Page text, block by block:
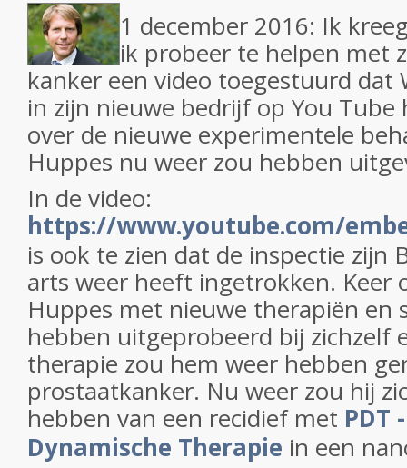
1 december 2016: Ik
ik probeer te helpen met
kanker een video toegestuurd dat
in zijn nieuwe bedrijf op You
over de nieuwe experimentele
Huppes nu weer zou hebben
In de video:
https://www.youtube.com/
is ook te zien dat de inspectie zijn
arts weer heeft ingetrokken. Keer
Huppes met nieuwe therapiën en
hebben uitgeprobeerd bij zichzelf
therapie zou hem weer hebben
prostaatkanker. Nu weer zou hij
hebben van een recidief met PDT
Dynamische Therapie in een